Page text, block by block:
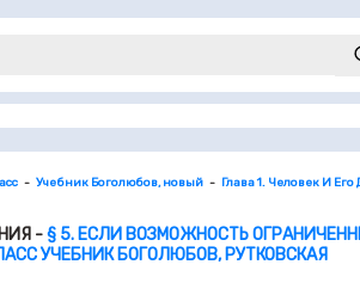
Учебник Боголюбов, новый Глава 1. Человек И Его
-§ 5. ЕСЛИ ВОЗМОЖНОСТЬ
УЧЕБНИК БОГОЛЮБОВ, РУТКОВСКАЯ